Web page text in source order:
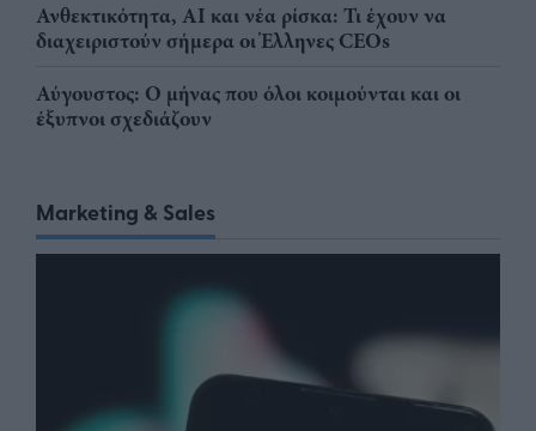
Ανθεκτικότητα, AI και νέα ρίσκα: Τι έχουν να
διαχειριστούν σήμερα οι Έλληνες CEOs
Αύγουστος: Ο μήνας που όλοι κοιμούνται και οι
έξυπνοι σχεδιάζουν
Marketing & Sales